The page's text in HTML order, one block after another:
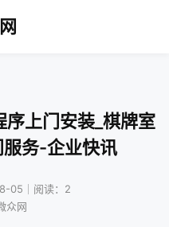
序上门安装_棋牌室
务-企业快讯
05｜阅读：2
众网